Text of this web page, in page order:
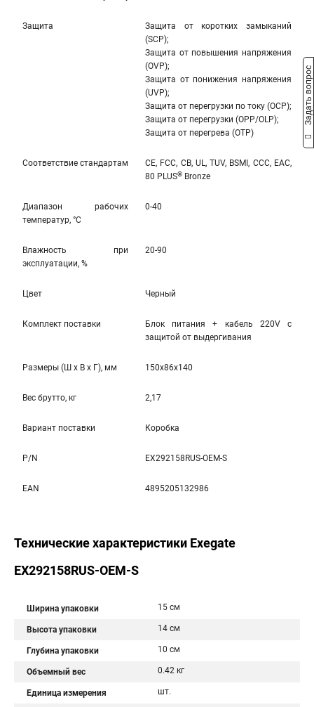
Защита
Защита от коротких замыканий
(SCP);
Защита от повышения напряжения
(OVP);
Защита от понижения напряжения
(UVP);
Защита от перегрузки по току (OCP);
Защита от перегрузки (OPP/OLP);
Защита от перегрева (OTP)
Соответствие стандартам
CE, FCC, CB, UL, TUV, BSMI, CCC, EAC,
80 PLUS® Bronze
Диапазон рабочих
температур, °С
0-40
Влажность при
эксплуатации, %
20-90
Цвет Черный
Комплект поставки
Блок питания + кабель 220V с
защитой от выдергивания
Размеры (Ш x В x Г), мм 150x86x140
Вес брутто, кг 2,17
Вариант поставки Коробка
P/N EX292158RUS-OEM-S
EAN 4895205132986
Технические характеристики Exegate
EX292158RUS-OEM-S
Ширина упаковки 15 см
Высота упаковки 14 см
Глубина упаковки 10 см
Объемный вес 0.42 кг
Единица измерения шт.
Задать вопрос